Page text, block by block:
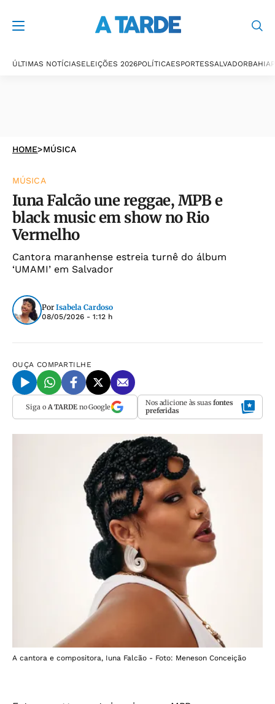
ÚLTIMAS NOTÍCIASELEIÇÕES 2026POLÍTICAESPORTESSALVADORBAHIA
HOME>MÚSICA
MÚSICA
Iuna Falcão une reggae, MPB e
black music em show no Rio
Vermelho
Cantora maranhense estreia turnê do álbum
‘UMAMI’ em Salvador
Por Isabela Cardoso
08/05/2026 - 1:12 h
OUÇA COMPARTILHE
Siga o A TARDEno Google Nos adicione às suas fontes
preferidas
A cantora e compositora, Iuna Falcão - Foto: Meneson Conceição